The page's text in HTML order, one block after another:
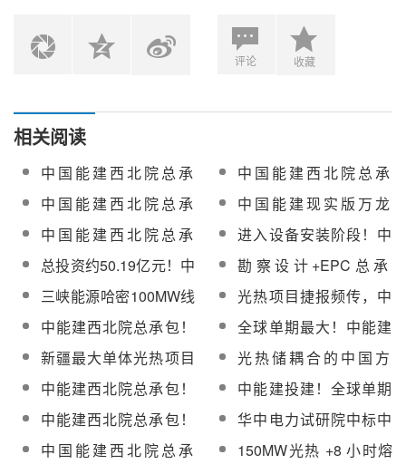
评论 收藏
相关阅读
中国能建西北院总承
包！中能建哈密150MW
光热项目吸热塔结顶
中国能建西北院总承
包！哈密150MW塔式光
热项目首面定日镜成功
下线并安装完成【附现
场图】
中国能建西北院总承
包！哈密150MW光热项
目镜场定日镜正在安装
【附现场图】
中国能建现实版万龙
甲：哈密、鄯善塔式光
热发电项目
中国能建西北院总承
包！中能建哈密150MW
光热项目整体进度30%
进入设备安装阶段！中
国能建哈密150MW光热
电站吸热塔成功截顶
总投资约50.19亿元！中
能建共和100万千瓦光
伏光热项目开工
勘察设计+EPC总承
包，中能建西北院中标
“疆电外送”2个配套光热
项目
三峡能源哈密100MW线
性菲涅尔式光热发电项
目聚光集热系统顺利完
工
光热项目捷报频传，中
国能建西北院彰显行业
领军实力
中能建西北院总承包！
全球最大 “光（热）储”
一体化项目迎来新进展
全球单期最大！中能建
哈密“光热储”一体化项目
汽轮机基础开始浇筑
新疆最大单体光热项目
核心结构完成浇筑
光热储耦合的中国方
案！哈密“光（热）储”
1500MW多能互补一体
化绿电示范项目一线纪
事
中能建西北院总承包！
哈密150MW光热发电项
目汽包吊装顺利完成
中能建投建！全球单期
最大“光热储”一体化项目
正式进入设备安装高峰
阶段
中能建西北院总承包！
哈密150MW光热电站发
电机定子吊装圆满收官
华中电力试研院中标中
国能建哈密150MW光热
电站EPC总承包系统调
中国能建西北院总承
150MW光热 +8 小时熔